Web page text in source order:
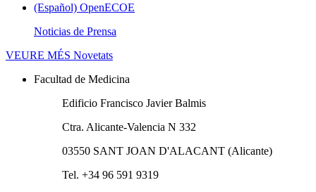
(Español) OpenECOE
Noticias de Prensa
VEURE MÉS Novetats
Facultad de Medicina
Edificio Francisco Javier Balmis
Ctra. Alicante-Valencia N 332
03550 SANT JOAN D'ALACANT (Alicante)
Tel. +34 96 591 9319